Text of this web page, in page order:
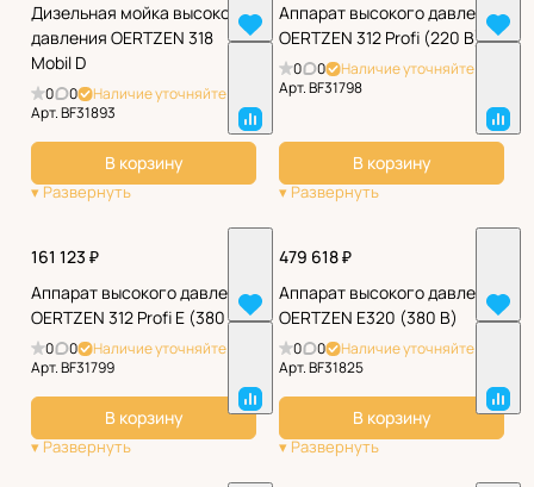
Дизельная мойка высокого
давления OERTZEN 318
Mobil D
0 0
Наличие уточняйте
Арт.BF31893
В корзину
Аппарат высокого давления
OERTZEN 312 Profi (220 В)
0 0
Наличие уточняйте
Арт.BF31798
В корзину
161 123 ₽
Аппарат высокого давления
OERTZEN 312 Profi E (380 В)
0 0
Наличие уточняйте
Арт.BF31799
В корзину
479 618 ₽
Аппарат высокого давления
OERTZEN Е320 (380 В)
0 0
Наличие уточняйте
Арт.BF31825
В корзину